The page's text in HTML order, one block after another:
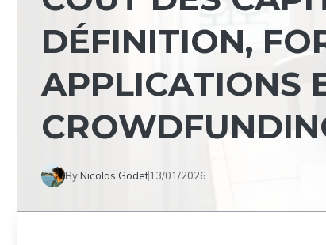
DÉFINITION,
APPLICATIONS
ByNicolas Godet13/01/2026